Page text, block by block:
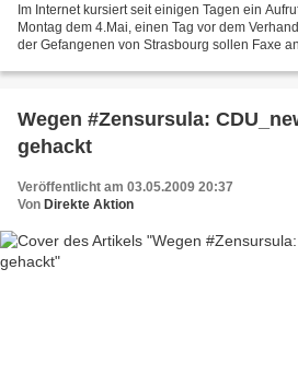
Im Internet kursiert seit einigen Tagen ein
Montag dem 4.Mai, einen Tag vor dem
der Gefangenen von Strasbourg sollen Faxe
Wegen #Zensursula:
gehackt
Veröffentlicht am 03.05.2009 20:37
Von Direkte Aktion